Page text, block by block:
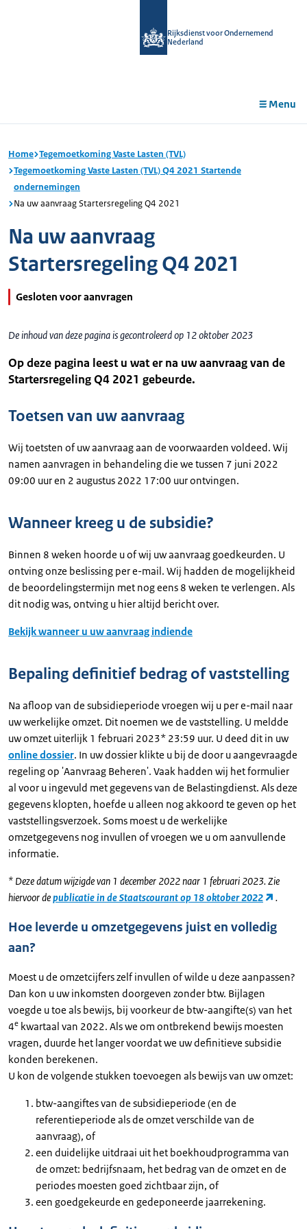
Rijksdienst voor Ondernemend
Nederland
Menu
Home Tegemoetkoming Vaste Lasten (TVL)
Tegemoetkoming Vaste Lasten (TVL) Q4 2021 Startende
ondernemingen
Na uw aanvraag Startersregeling Q4 2021
Na uw aanvraag
Startersregeling Q4 2021
Gesloten voor aanvragen
De inhoud van deze pagina is gecontroleerd op 12 oktober 2023
Op deze pagina leest u wat er na uw aanvraag van de
Startersregeling Q4 2021 gebeurde.
Toetsen van uw aanvraag
Wij toetsten of uw aanvraag aan de voorwaarden voldeed. Wij
namen aanvragen in behandeling die we tussen 7 juni 2022
09:00 uur en 2 augustus 2022 17:00 uur ontvingen.
Wanneer kreeg u de subsidie?
Binnen 8 weken hoorde u of wij uw aanvraag goedkeurden. U
ontving onze beslissing per e-mail. Wij hadden de mogelijkheid
de beoordelingstermijn met nog eens 8 weken te verlengen. Als
dit nodig was, ontving u hier altijd bericht over.
Bekijk wanneer u uw aanvraag indiende
Bepaling definitief bedrag of vaststelling
Na afloop van de subsidieperiode vroegen wij u per e-mail naar
uw werkelijke omzet. Dit noemen we de vaststelling. U meldde
uw omzet uiterlijk 1 februari 2023* 23:59 uur. U deed dit in uw
online dossier. In uw dossier klikte u bij de door u aangevraagde
regeling op 'Aanvraag Beheren'. Vaak hadden wij het formulier
al voor u ingevuld met gegevens van de Belastingdienst. Als deze
gegevens klopten, hoefde u alleen nog akkoord te geven op het
vaststellingsverzoek. Soms moest u de werkelijke
omzetgegevens nog invullen of vroegen we u om aanvullende
informatie.
* Deze datum wijzigde van 1 december 2022 naar 1 februari 2023. Zie
hiervoor depublicatie in de Staatscourant op 18 oktober 2022 .
Hoe leverde u omzetgegevens juist en volledig
aan?
Moest u de omzetcijfers zelf invullen of wilde u deze aanpassen?
Dan kon u uw inkomsten doorgeven zonder btw. Bijlagen
voegde u toe als bewijs, bij voorkeur de btw-aangifte(s) van het
4e kwartaal van 2022. Als we om ontbrekend bewijs moesten
vragen, duurde het langer voordat we uw definitieve subsidie
konden berekenen.
U kon de volgende stukken toevoegen als bewijs van uw omzet:
btw-aangiftes van de subsidieperiode (en de
referentieperiode als de omzet verschilde van de
aanvraag), of
een duidelijke uitdraai uit het boekhoudprogramma van
de omzet: bedrijfsnaam, het bedrag van de omzet en de
periodes moesten goed zichtbaar zijn, of
een goedgekeurde en gedeponeerde jaarrekening.